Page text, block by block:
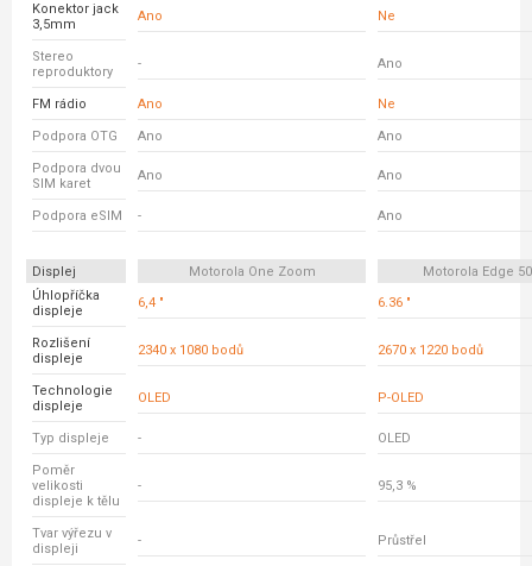
Konektor jack
3,5mm
Ano Ne
Stereo
reproduktory
- Ano
FM rádio Ano Ne
Podpora OTG Ano Ano
Podpora dvou
SIM karet
Ano Ano
Podpora eSIM - Ano
Displej Motorola One Zoom
Motorola Edge
Úhlopříčka
displeje
6,4 " 6.36 "
Rozlišení
displeje
2340 x 1080 bodů 2670 x 1220 bodů
Technologie
displeje
OLED P-OLED
Typ displeje - OLED
Poměr
velikosti
displeje k tělu
- 95,3 %
Tvar výřezu v
displeji
- Průstřel